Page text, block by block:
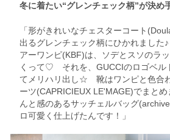
冬に着たい“グレンチェック柄”が決め
「形がきれいなチェスターコート
出るグレンチェック柄にひかれまし
アーワンピ(KBF)は、ソデとスソのラ
くって♡ それを、GUCCIのロゴベル
てメリハリ出し☆ 靴はワンピと色合
ーツ(CAPRICIEUX LE'MAGE)でまと
んと感のあるサッチェルバッグ
ロ可愛く仕上げたんです！」